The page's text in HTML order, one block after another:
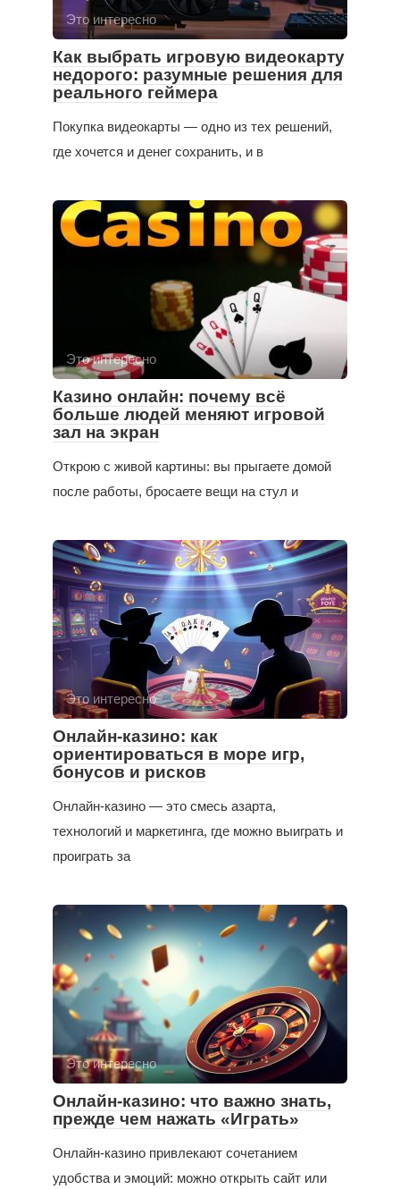
Это интересно
Как выбрать игровую видеокарту
недорого: разумные решения для
реального геймера
Покупка видеокарты — одно из тех решений,
где хочется и денег сохранить, и в
Это интересно
Казино онлайн: почему всё
больше людей меняют игровой
зал на экран
Открою с живой картины: вы прыгаете домой
после работы, бросаете вещи на стул и
Это интересно
Онлайн-казино: как
ориентироваться в море игр,
бонусов и рисков
Онлайн-казино — это смесь азарта,
технологий и маркетинга, где можно выиграть и
проиграть за
Это интересно
Онлайн-казино: что важно знать,
прежде чем нажать «Играть»
Онлайн-казино привлекают сочетанием
удобства и эмоций: можно открыть сайт или